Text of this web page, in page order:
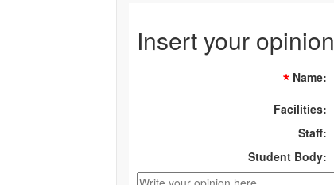
Insert your opinion
Name:
Facilities:
Staff:
Student Body: